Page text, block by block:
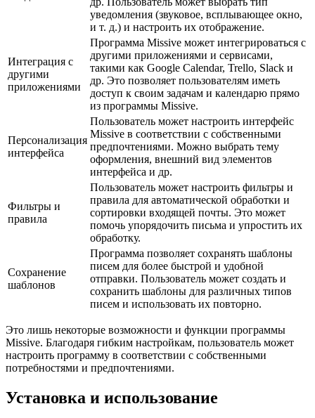
уведомления (звуковое, всплывающее окно,
и т. д.) и настроить их отображение.
Интеграция с
другими
приложениями
Программа Missive может интегрироваться с
другими приложениями и сервисами,
такими как Google Calendar, Trello, Slack и
др. Это позволяет пользователям иметь
доступ к своим задачам и календарю прямо
из программы Missive.
Персонализация
интерфейса
Пользователь может настроить интерфейс
Missive в соответствии с собственными
предпочтениями. Можно выбрать тему
оформления, внешний вид элементов
интерфейса и др.
Фильтры и
правила
Пользователь может настроить фильтры и
правила для автоматической обработки и
сортировки входящей почты. Это может
помочь упорядочить письма и упростить их
обработку.
Сохранение
шаблонов
Программа позволяет сохранять шаблоны
писем для более быстрой и удобной
отправки. Пользователь может создать и
сохранить шаблоны для различных типов
писем и использовать их повторно.
Это лишь некоторые возможности и функции программы
Missive. Благодаря гибким настройкам, пользователь может
настроить программу в соответствии с собственными
потребностями и предпочтениями.
Установка и использование